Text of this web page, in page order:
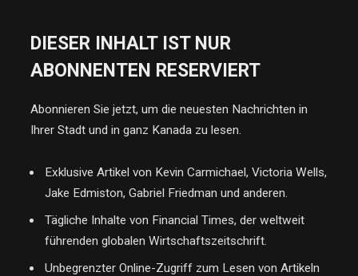
DIESER INHALT IST NUR
ABONNENTEN RESERVIERT
Abonnieren Sie jetzt, um die neuesten Nachrichten in
Ihrer Stadt und in ganz Kanada zu lesen.
Exklusive Artikel von Kevin Carmichael, Victoria Wells,
Jake Edmiston, Gabriel Friedman und anderen.
Tägliche Inhalte von Financial Times, der weltweit
führenden globalen Wirtschaftszeitschrift.
Unbegrenzter Online-Zugriff zum Lesen von Artikeln